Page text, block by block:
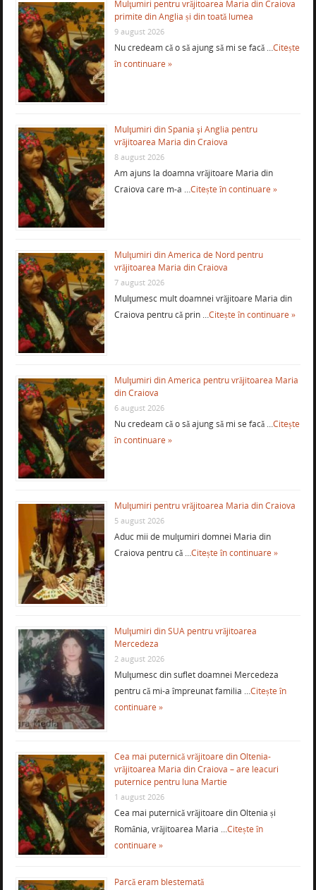
Mulţumiri pentru vrăjitoarea Maria din Craiova
primite din Anglia și din toată lumea
9 august 2026
Nu credeam că o să ajung să mi se facă …Citește
în continuare »
Mulţumiri din Spania şi Anglia pentru
vrăjitoarea Maria din Craiova
8 august 2026
Am ajuns la doamna vrăjitoare Maria din
Craiova care m-a …Citește în continuare »
Mulţumiri din America de Nord pentru
vrăjitoarea Maria din Craiova
7 august 2026
Mulţumesc mult doamnei vrăjitoare Maria din
Craiova pentru că prin …Citește în continuare »
Mulţumiri din America pentru vrăjitoarea Maria
din Craiova
6 august 2026
Nu credeam că o să ajung să mi se facă …Citește
în continuare »
Mulţumiri pentru vrăjitoarea Maria din Craiova
5 august 2026
Aduc mii de mulţumiri domnei Maria din
Craiova pentru că …Citește în continuare »
Mulţumiri din SUA pentru vrăjitoarea
Mercedeza
2 august 2026
Mulţumesc din suflet doamnei Mercedeza
pentru că mi-a împreunat familia …Citește în
continuare »
Cea mai puternică vrăjitoare din Oltenia-
vrăjitoarea Maria din Craiova – are leacuri
puternice pentru luna Martie
1 august 2026
Cea mai puternică vrăjitoare din Oltenia și
România, vrăjitoarea Maria …Citește în
continuare »
Parcă eram blestemată